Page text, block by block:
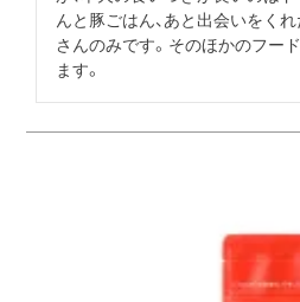
んと豚ごはん、あと出会いをく
さんのみです。そのほかのフー
ます。